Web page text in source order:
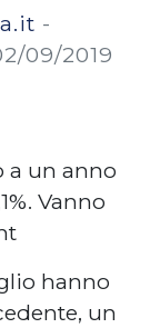
-
09/2019
a un anno
Vanno
hanno
un